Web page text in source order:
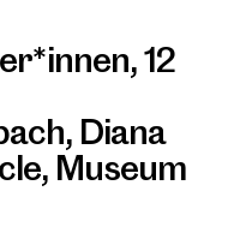
12
Diana
Museum